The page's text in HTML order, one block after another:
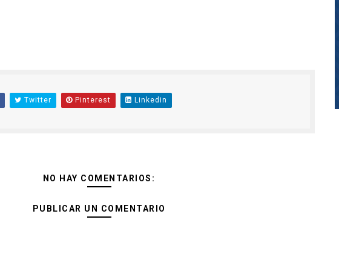
Twitter Pinterest Linkedin
NO HAY COMENTARIOS:
PUBLICAR UN COMENTARIO